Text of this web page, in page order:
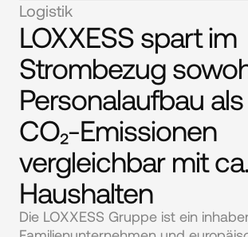
Logistik
LOXXESS spart im
Strombezug
Personalaufbau
CO₂-Emissionen
vergleichbar mit
Haushalten
Die LOXXESS Gruppe ist ein